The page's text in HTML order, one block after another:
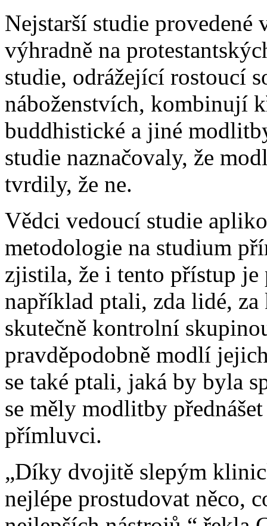
Nejstarší studie provedené
výhradně na
studie, odrážející rostoucí
náboženstvích, kombinují
buddhistické a jiné
studie naznačovaly, že
tvrdily, že ne.
Vědci vedoucí studie
metodologie na studium
zjistila, že i tento přístup
například ptali, zda lidé,
skutečně kontrolní
pravděpodobně modlí
se také ptali, jaká by byla
se měly modlitby
přímluvci.
„Díky dvojitě slepým
nejlépe prostudovat něco,